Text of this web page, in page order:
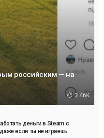
российским — на
3.46K
деньги в Steam с
если ты не играешь